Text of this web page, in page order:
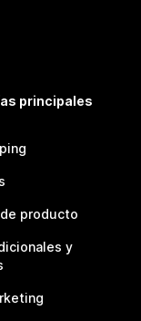
principales
producto
y